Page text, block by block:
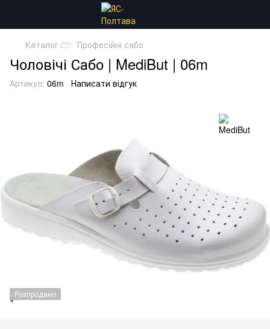
Каталог 🗁 Професійні сабо
Чоловічі Сабо | MediBut | 06m
Артикул: 06m Написати відгук
Розпродано